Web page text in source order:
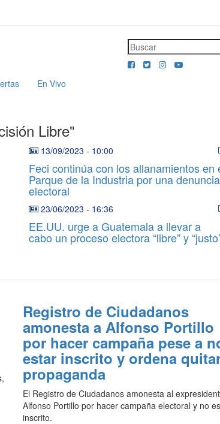
En Vivo
Libre"
13/09/2023 - 10:00
Feci continúa con los allanamientos en
Parque de la Industria por una denuncia
electoral
23/06/2023 - 16:36
EE.UU. urge a Guatemala a llevar a
cabo un proceso electora “libre” y
Registro de Ciudadanos
amonesta a Alfonso Portillo
por hacer campaña pese a
estar inscrito y ordena
propaganda
El Registro de Ciudadanos amonesta al
Alfonso Portillo por hacer campaña electoral y no
inscrito.